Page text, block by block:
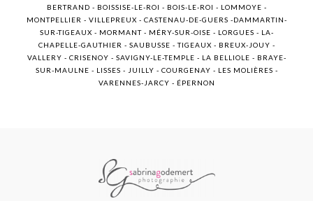
BERTRAND - BOISSISE-LE-ROI - BOIS-LE-ROI - LOMMOYE -
MONTPELLIER - VILLEPREUX - CASTENAU-DE-GUERS -DAMMARTIN-
SUR-TIGEAUX - MORMANT - MÉRY-SUR-OISE - LORGUES - LA-
CHAPELLE-GAUTHIER - SAUBUSSE - TIGEAUX - BREUX-JOUY -
VALLERY - CRISENOY - SAVIGNY-LE-TEMPLE - LA BELLIOLE - BRAYE-
SUR-MAULNE - LISSES - JUILLY - COURGENAY - LES MOLIÈRES -
VARENNES-JARCY - ÉPERNON